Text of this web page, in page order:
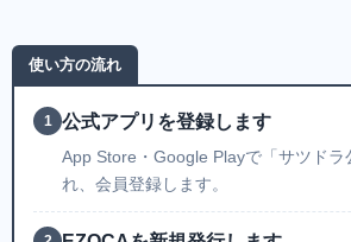
使い方の流れ
1 公式アプリを登録します
App Store・Google Playで「サツドラ
れ、会員登録します。